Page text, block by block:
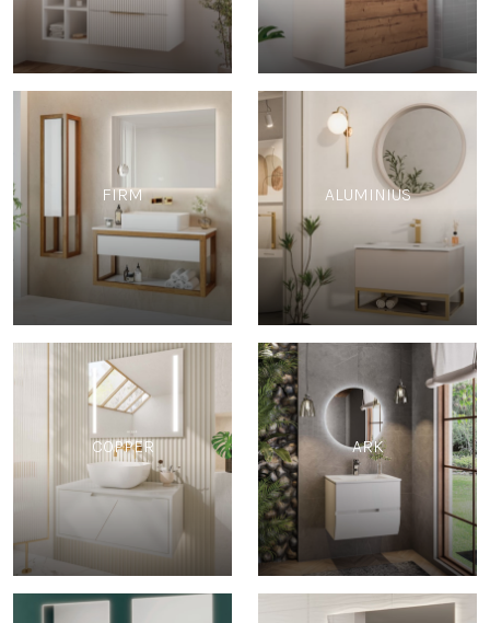
FIRM ALUMINIUS
COPPER ARK